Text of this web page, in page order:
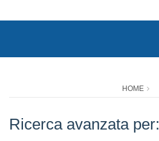
HOME
Ricerca avanzata per: